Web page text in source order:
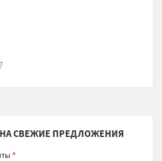
СВЕЖИЕ ПРЕДЛОЖЕНИЯ
*